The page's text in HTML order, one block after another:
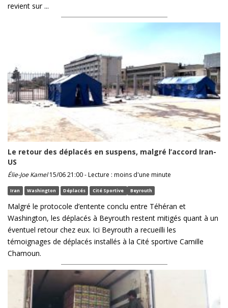
revient sur ...
Le retour des déplacés en suspens, malgré l’accord Iran-
US
Élie-Joe Kamel15/06 21:00 - Lecture : moins d'une minute
Iran Washington Déplacés Cité Sportive Beyrouth
Malgré le protocole d’entente conclu entre Téhéran et
Washington, les déplacés à Beyrouth restent mitigés quant à un
éventuel retour chez eux. Ici Beyrouth a recueilli les
témoignages de déplacés installés à la Cité sportive Camille
Chamoun.